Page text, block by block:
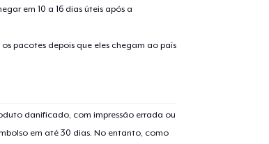
em 10 a 16 dias úteis após a
pacotes depois que eles chegam ao país
danificado, com impressão errada ou
em até 30 dias. No entanto, como